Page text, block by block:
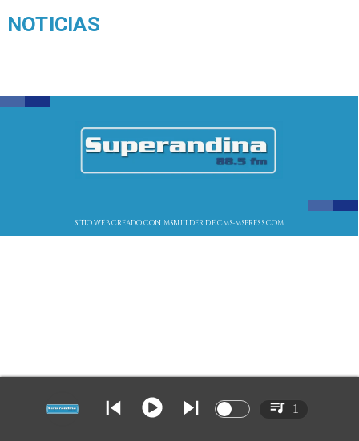
NOTICIAS
SITIO WEB CREADO CON MSBUILDER DE CMS-MSPRESS.COM
1